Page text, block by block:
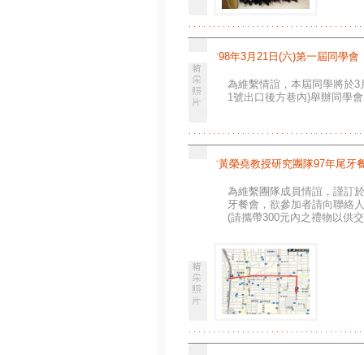
˙98年3月21日(六)第一屆同學會
為維繫情誼，本屆同學將於
1號出口後方巷內)舉辦同學
˙黃榮堯教授研究團隊97年尾牙
為維繫團隊成員情誼，謹訂
牙餐會，欲參加者請向聯絡
(請攜帶300元內之禮物以供